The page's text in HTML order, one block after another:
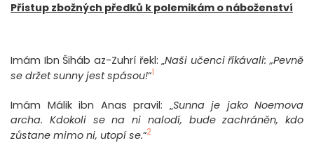
Přístup zbožných předků k polemikám o náboženství
Imám Ibn Šiháb az-Zuhrí řekl: „Naši učenci říkávali: „Pevně
se držet sunny jest spásou!“1
Imám Málik ibn Anas pravil: „Sunna je jako Noemova
archa. Kdokoli se na ni nalodí, bude zachráněn, kdo
zůstane mimo ni, utopí se.“2